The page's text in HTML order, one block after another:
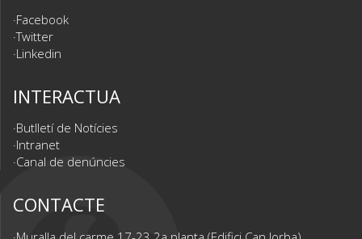
Facebook
Twitter
Linkedin
INTERACTUA
Butlletí de Notícies
Intranet
Canal de denúncies
CONTACTE